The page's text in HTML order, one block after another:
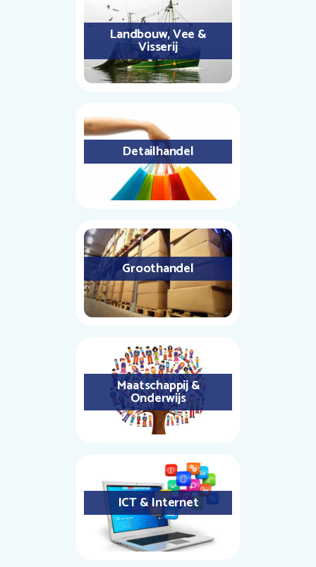
Landbouw, Vee &
Visserij
Detailhandel
Groothandel
Maatschappij &
Onderwijs
ICT & Internet